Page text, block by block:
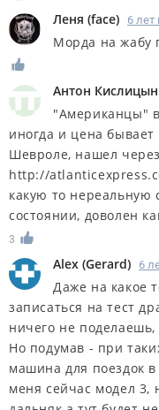
Леня (face) 6 лет
Морда на жабу
Антон Кислицын
"Американцы"
иногда и цена
Шевроле, нашел
http://
какую то нереальную
состоянии, доволен
3
Alex (Gerard) 6
Даже на какое
записаться на тест
ничего не
Но подумав - при
машина для поездок в
меня сейчас модел 3,